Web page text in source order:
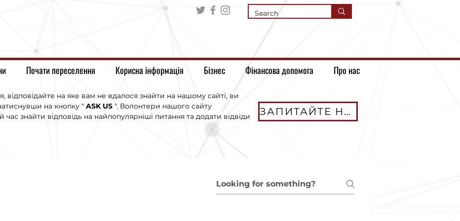
Почати переселення Корисна інформація Бізнес Фінансова допомога Про нас
відповідайте на яке вам не вдалося знайти на нашому сайті, ви
на кнопку " ASK US ". Волонтери нашого сайту
знайти відповідь на найпопулярніші питання та додати відвіди
ЗАПИТАЙТЕ НАС